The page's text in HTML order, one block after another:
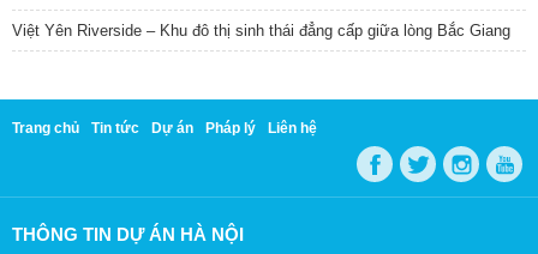
Việt Yên Riverside – Khu đô thị sinh thái đẳng cấp giữa lòng Bắc Giang
Trang chủ Tin tức Dự án Pháp lý Liên hệ
THÔNG TIN DỰ ÁN HÀ NỘI